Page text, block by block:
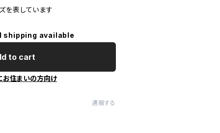
を表しています
shipping available
to cart
お住まいの方向け
通報する